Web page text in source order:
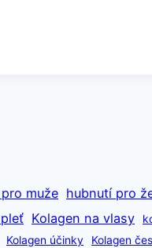
muže hubnutí pro
Kolagen na vlasy
Kolagen účinky Kolagen